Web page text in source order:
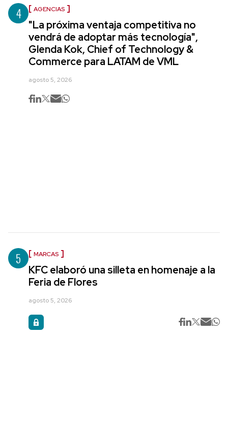
4 AGENCIAS
"La próxima ventaja competitiva no
vendrá de adoptar más tecnología",
Glenda Kok, Chief of Technology &
Commerce para LATAM de VML
agosto 5, 2026
5 MARCAS
KFC elaboró una silleta en homenaje a la
Feria de Flores
agosto 5, 2026